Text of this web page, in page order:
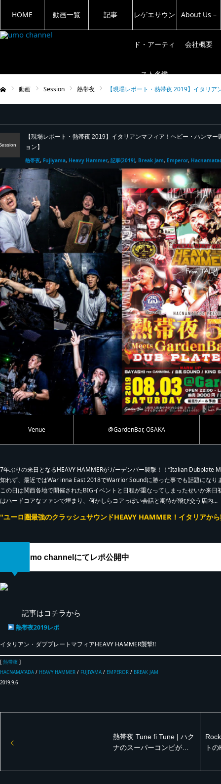
HOME 動画一覧 記事 レゲエサウン
ド・アーティ
スト名鑑
About Us –
会社概要
動画 Session 熱帯夜 【現場レポート・熱帯夜 2019】イタリ
【現場レポート・熱帯夜 2019】イタリアンマフィア！ヘビー・ハンマ
ョン】
熱帯夜 Fujiyama Heavy Hammer 記事(2019) Break Jam Emperor
Venue @GardenBar, OSAKA
7年ぶりの来日となるHEAVY HAMMERがガーデンバー襲撃！！“Italian Dubplate
知れず、最近ではWar inna East 2018でWarrior Soundに勝った事でも話題になり
この日は関西各地で開催されたBIGイベントと日程が重なってしまったせいか来
はハードコアなファンで埋まり、何かしらコアっぽい会話と期待が飛び交う店内...
"ユーロ圏最強のクラッシュサウンドHEAVY HAMMER！イタリアか
umo channelにてレポ公開中
記事はコチラから
熱帯夜2019レポ
イタリアン・ダブプレートマフィアHEAVY HAMMER襲撃!!
[ 熱帯夜 ]
HACNAMATADA / HEAVY HAMMER / FUJIYAMA / EMPEROR / BREAK JAM
2019.9.6
熱帯夜 Tune fi Tune | ハク
ナのスーパーコンビが鬼
Pen【熱帯夜 2019 レゲエ
ト
20th